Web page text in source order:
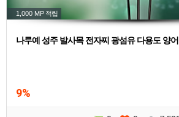
1,000 MP 적립
나루예 성주 발사목 전자찌 광섬유 다용도 양어
9%